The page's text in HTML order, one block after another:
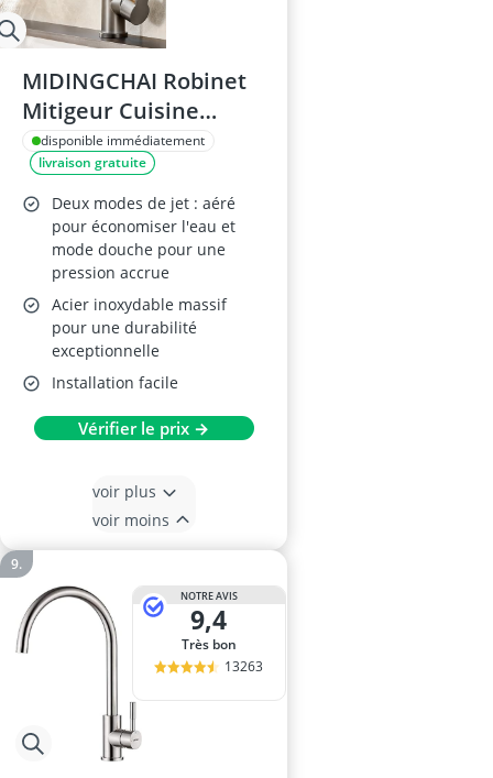
MIDINGCHAI Robinet
Mitigeur Cuisine
Pivotant
disponible immédiatement
livraison gratuite
Deux modes de jet : aéré
pour économiser l'eau et
mode douche pour une
pression accrue
Acier inoxydable massif
pour une durabilité
exceptionnelle
Installation facile
Vérifier le prix →
voir plus
voir moins
NOTRE AVIS
9,4
Très bon
13263